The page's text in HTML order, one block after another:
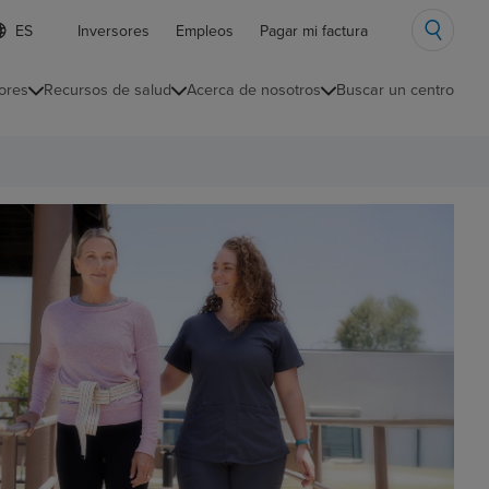
Inversores Empleos Pagar mi factura
Recursos de salud Acerca de nosotros Buscar un centro